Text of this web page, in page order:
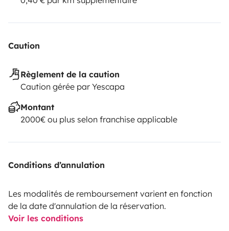
Caution
Règlement de la caution
Caution gérée par Yescapa
Montant
2000€ ou plus selon franchise applicable
Conditions d’annulation
Les modalités de remboursement varient en fonction
de la date d'annulation de la réservation.
Voir les conditions